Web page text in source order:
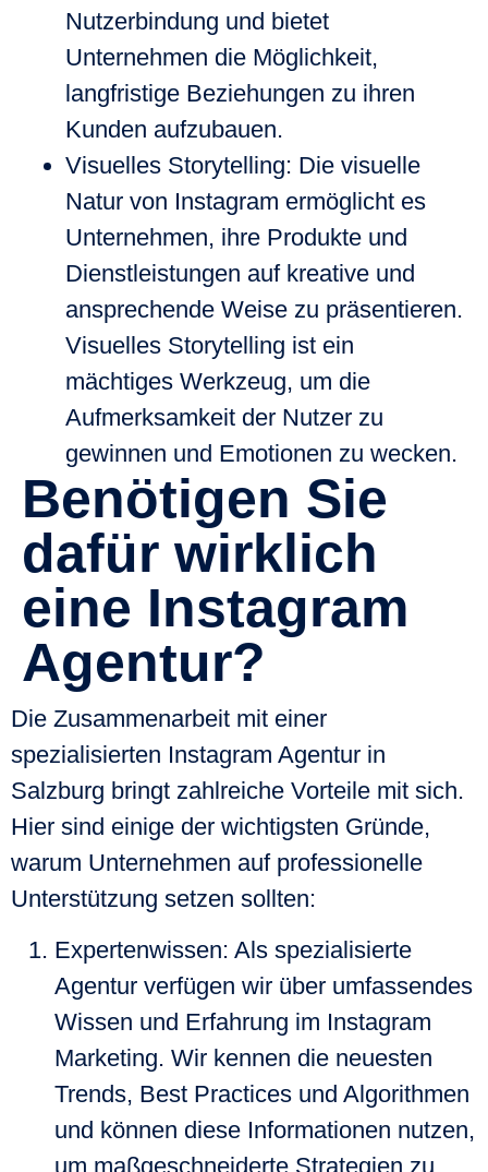
Nutzerbindung und bietet
Unternehmen die Möglichkeit,
langfristige Beziehungen zu ihren
Kunden aufzubauen.
Visuelles Storytelling: Die visuelle
Natur von Instagram ermöglicht es
Unternehmen, ihre Produkte und
Dienstleistungen auf kreative und
ansprechende Weise zu präsentieren.
Visuelles Storytelling ist ein
mächtiges Werkzeug, um die
Aufmerksamkeit der Nutzer zu
gewinnen und Emotionen zu wecken.
Benötigen Sie
dafür wirklich
eine Instagram
Agentur?
Die Zusammenarbeit mit einer
spezialisierten Instagram Agentur in
Salzburg bringt zahlreiche Vorteile mit sich.
Hier sind einige der wichtigsten Gründe,
warum Unternehmen auf professionelle
Unterstützung setzen sollten:
Expertenwissen: Als spezialisierte
Agentur verfügen wir über umfassendes
Wissen und Erfahrung im Instagram
Marketing. Wir kennen die neuesten
Trends, Best Practices und Algorithmen
und können diese Informationen nutzen,
um maßgeschneiderte Strategien zu